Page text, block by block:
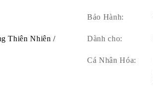
Thiên Nhiên /
Bảo Hành:
Dành cho:
Cá Nhân Hóa: